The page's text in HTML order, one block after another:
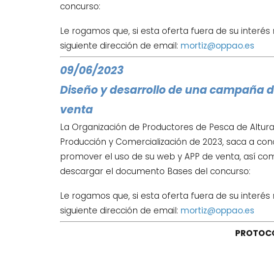
concurso:
Le rogamos que, si esta oferta fuera de su
siguiente dirección de email: mortiz@oppao.es
09/06/2023
Diseño y desarrollo de una campaña
venta
La Organización de Productores de Pesca de
Producción y Comercialización de 2023, saca a
promover el uso de su web y APP de venta, así
descargar el documento Bases del concurso:
Le rogamos que, si esta oferta fuera de su interés
siguiente dirección de email: mortiz@oppao.es